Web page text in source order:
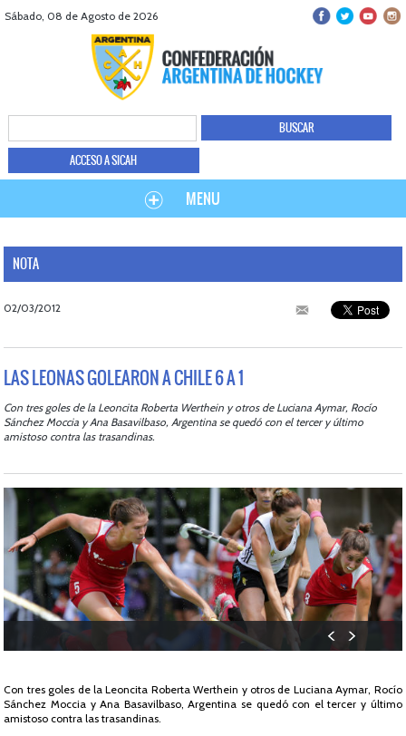
Sábado, 08 de Agosto de 2026
ACCESO A SICAH
MENU
NOTA
02/03/2012
LAS LEONAS GOLEARON A CHILE 6 A 1
Con tres goles de la Leoncita Roberta Werthein y otros de Luciana Aymar, Rocío
Sánchez Moccia y Ana Basavilbaso, Argentina se quedó con el tercer y último
amistoso contra las trasandinas.
Con tres goles de la Leoncita Roberta Werthein y otros de Luciana Aymar, Rocío
Sánchez Moccia y Ana Basavilbaso, Argentina se quedó con el tercer y último
amistoso contra las trasandinas.